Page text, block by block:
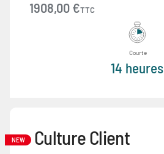
1908,00 €TTC
Courte
14 heures
NEW Culture Client